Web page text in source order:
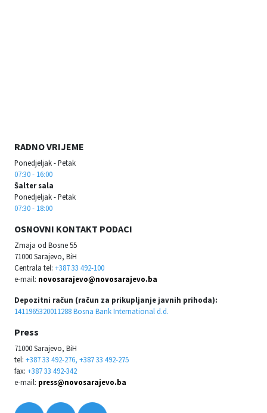
RADNO VRIJEME
Ponedjeljak - Petak
07:30 - 16:00
Šalter sala
Ponedjeljak - Petak
07:30 - 18:00
OSNOVNI KONTAKT PODACI
Zmaja od Bosne 55
71000 Sarajevo, BiH
Centrala tel: +387 33 492-100
e-mail: novosarajevo@novosarajevo.ba
Depozitni račun (račun za prikupljanje javnih prihoda):
1411965320011288 Bosna Bank International d.d.
Press
71000 Sarajevo, BiH
tel: +387 33 492-276, +387 33 492-275
fax: +387 33 492-342
e-mail: press@novosarajevo.ba